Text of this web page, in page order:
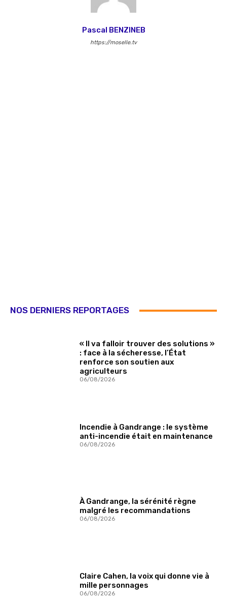
Pascal BENZINEB
https://moselle.tv
NOS DERNIERS REPORTAGES
« Il va falloir trouver des solutions »
: face à la sécheresse, l’État
renforce son soutien aux
agriculteurs
06/08/2026
Incendie à Gandrange : le système
anti-incendie était en maintenance
06/08/2026
À Gandrange, la sérénité règne
malgré les recommandations
06/08/2026
Claire Cahen, la voix qui donne vie à
mille personnages
06/08/2026